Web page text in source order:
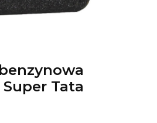
Super Tata